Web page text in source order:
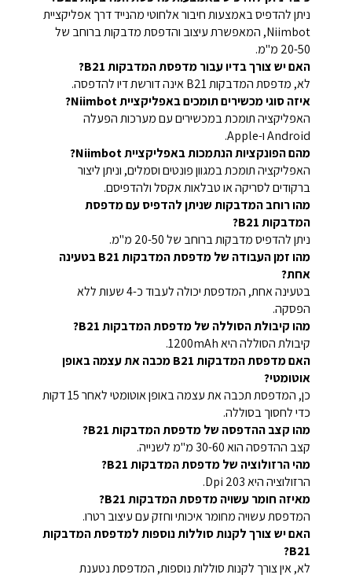
ניתן להדפיס באמצעות חיבור אלחוטי מהנייד דרך אפליקציית
Niimbot, המאפשרת עיצוב והדפסת מדבקות ברוחב של
20-50 מ"מ.
האם יש צורך בדיו עבור מדפסת המדבקות B21?
לא, מדפסת המדבקות B21 אינה דורשת דיו להדפסה.
איזה סוגי מכשירים תומכים באפליקציית Niimbot?
האפליקציה תומכת במכשירים עם מערכות הפעלה
Android ו-Apple.
מהם הפונקציות הנתמכות באפליקציית Niimbot?
האפליקציה תומכת במגוון פונטים וסמלים, וניתן ליצור
ברקודים לסריקה או טבלאות אקסל ולהדפיסם.
מהו רוחב המדבקות שניתן להדפיס עם מדפסת
המדבקות B21?
ניתן להדפיס מדבקות ברוחב של 20-50 מ"מ.
מהו זמן העבודה של מדפסת המדבקות B21 בטעינה
אחת?
בטעינה אחת, המדפסת יכולה לעבוד כ-4 שעות ללא
הפסקה.
מהו קיבולת הסוללה של מדפסת המדבקות B21?
קיבולת הסוללה היא 1200mAh.
האם מדפסת המדבקות B21 מכבה את עצמה באופן
אוטומטי?
כן, המדפסת תכבה את עצמה באופן אוטומטי לאחר 15 דקות
כדי לחסוך בסוללה.
מהו קצב ההדפסה של מדפסת המדבקות B21?
קצב ההדפסה הוא 30-60 מ"מ לשנייה.
מהי הרזולוציה של מדפסת המדבקות B21?
הרזולוציה היא 203 Dpi.
מאיזה חומר עשויה מדפסת המדבקות B21?
המדפסת עשויה מחומר איכותי וחזק עם עיצוב רטרו.
האם יש צורך לקנות סוללות נוספות למדפסת המדבקות
B21?
לא, אין צורך לקנות סוללות נוספות, המדפסת נטענת